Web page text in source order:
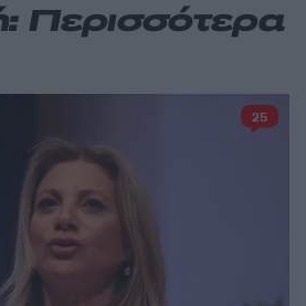
Περισσότερα
25